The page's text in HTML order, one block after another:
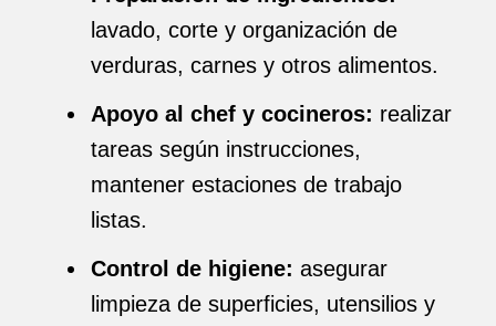
lavado, corte y organización de
verduras, carnes y otros alimentos.
Apoyo al chef y cocineros: realizar
tareas según instrucciones,
mantener estaciones de trabajo
listas.
Control de higiene: asegurar
limpieza de superficies, utensilios y